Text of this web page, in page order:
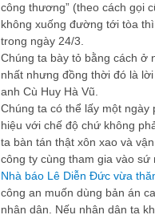
công thương” (theo cách gọi
không xuống đường tới tòa
trong ngày 24/3.
Chúng ta bày tỏ bằng cách ở
nhất nhưng đồng thời đó là
anh Cù Huy Hà Vũ.
Chúng ta có thể lấy một
hiệu với chế độ chứ không
ta bàn tán thật xôn xao và
công ty cùng tham gia vào
Nhà báo Lê Diễn Đức vừa
công an muốn dùng bản án
nhân dân. Nếu nhân dân ta